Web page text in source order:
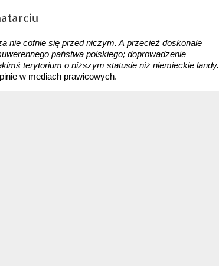
nie cofnie się przed niczym. A przecież doskonale
państwa polskiego; doprowadzenie
terytorium o niższym statusie niż niemieckie landy.
w mediach prawicowych.